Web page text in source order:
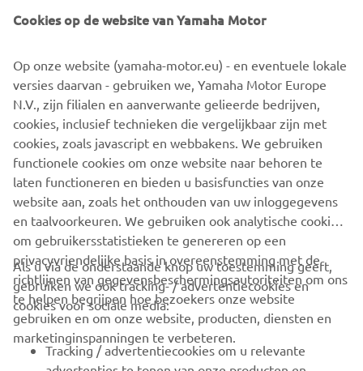
Filters
Geen Experiences gevonden
Verander filters of verken een ander segment
CORPORATE
VOOR BEDRIJVEN
Cookies op de website van Yamaha Motor
Op onze website (yamaha-motor.eu) - en eventuele lokale
versies daarvan - gebruiken we, Yamaha Motor Europe
N.V., zijn filialen en aanverwante gelieerde bedrijven,
cookies, inclusief technieken die vergelijkbaar zijn met
cookies, zoals javascript en webbakens. We gebruiken
functionele cookies om onze website naar behoren te
laten functioneren en bieden u basisfuncties van onze
website aan, zoals het onthouden van uw inloggegevens
en taalvoorkeuren. We gebruiken ook analytische cookies
om gebruikersstatistieken te genereren op een
privacyvriendelijke basis in overeenstemming met de
richtlijnen van gegevensbeschermingsautoriteiten om ons
te helpen begrijpen hoe bezoekers onze website
gebruiken en om onze website, producten, diensten en
marketinginspanningen te verbeteren.
Als u via de onderstaande knop uw toestemming geeft,
gebruiken we ook tracking- / advertentiecookies en
cookies voor sociale media:
Tracking / advertentiecookies om u relevante